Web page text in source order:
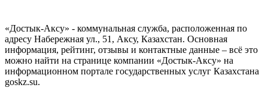
«Достык-Аксу» - коммунальная служба, расположенная по
адресу Набережная ул., 51, Аксу, Казахстан. Основная
информация, рейтинг, отзывы и контактные данные – всё это
можно найти на странице компании «Достык-Аксу» на
информационном портале государственных услуг Казахстана
goskz.su.